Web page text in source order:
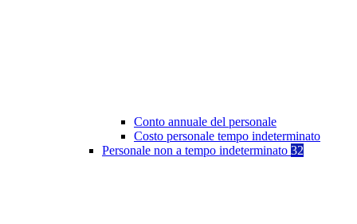
Conto annuale del personale
Costo personale tempo indeterminato
Personale non a tempo indeterminato 32